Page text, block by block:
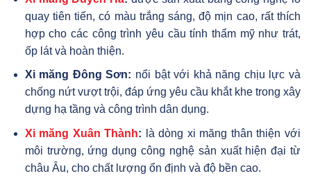
quay tiên tiến, có màu trắng sáng, độ mịn cao, rất thích
hợp cho các công trình yêu cầu tính thẩm mỹ như trát,
ốp lát và hoàn thiện.
Xi măng Đông Sơn: nổi bật với khả năng chịu lực và
chống nứt vượt trội, đáp ứng yêu cầu khắt khe trong xây
dựng hạ tầng và công trình dân dụng.
Xi măng Xuân Thành: là dòng xi măng thân thiện với
môi trường, ứng dụng công nghệ sản xuất hiện đại từ
châu Âu, cho chất lượng ổn định và độ bền cao.